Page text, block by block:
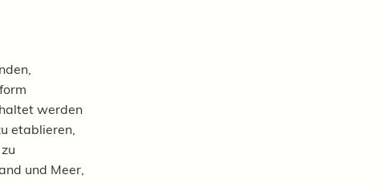
werden
etablieren,
und Meer,